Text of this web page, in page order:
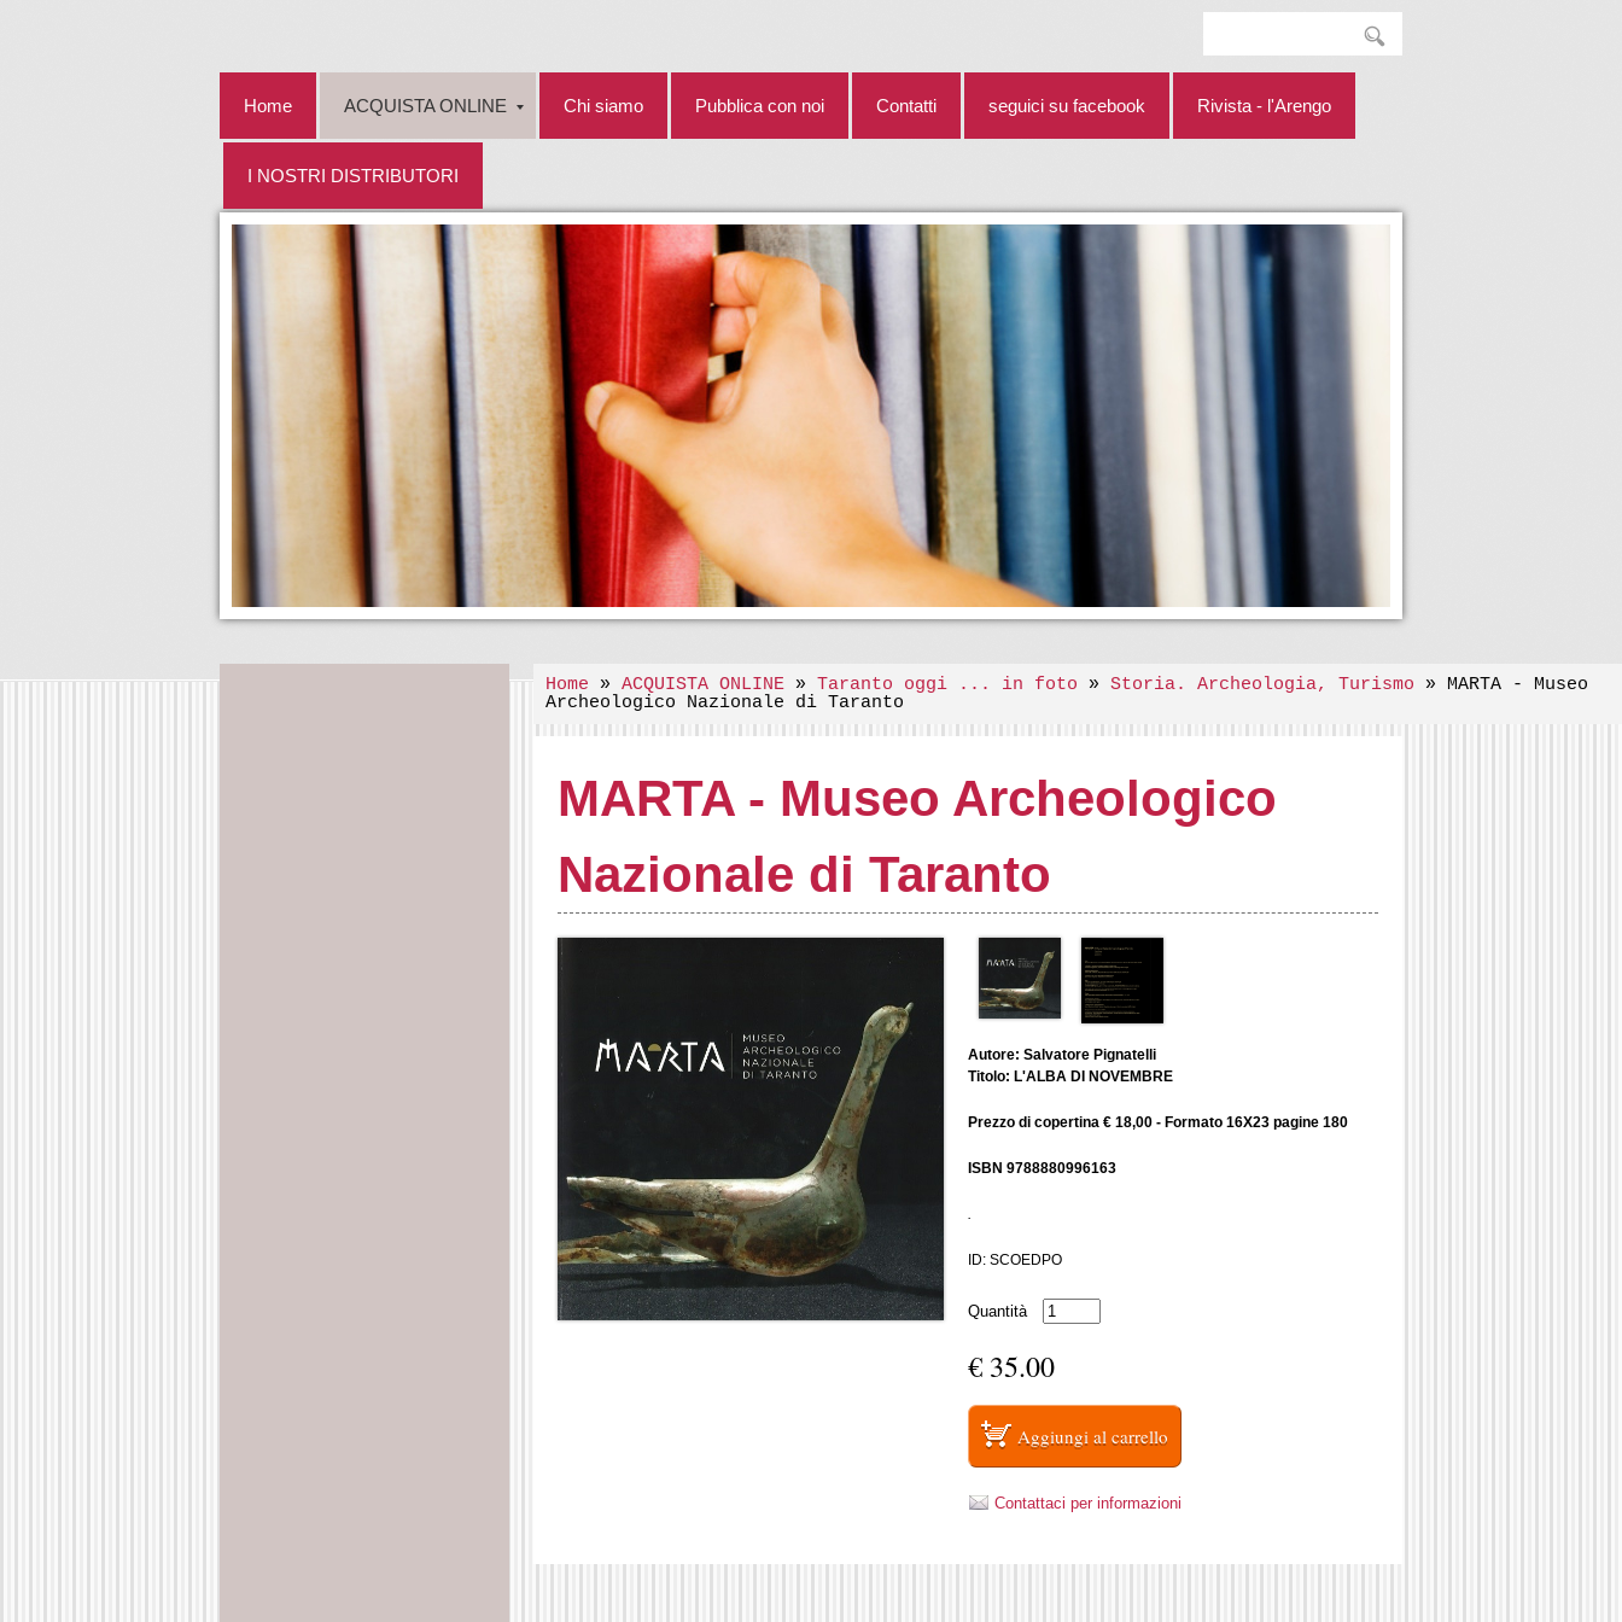
Home ACQUISTA ONLINE Chi siamo Pubblica con noi Contatti seguici su facebook Rivista - l'Arengo
I NOSTRI DISTRIBUTORI
Home » ACQUISTA ONLINE » Taranto oggi ... in foto » Storia. Archeologia, Turismo » MARTA - Museo
Archeologico Nazionale di Taranto
MARTA - Museo Archeologico
Nazionale di Taranto
Autore: Salvatore Pignatelli
Titolo: L'ALBA DI NOVEMBRE
Prezzo di copertina € 18,00 - Formato 16X23 pagine 180
ISBN 9788880996163
.
ID: SCOEDPO
Quantità
€ 35.00
Contattaci per informazioni